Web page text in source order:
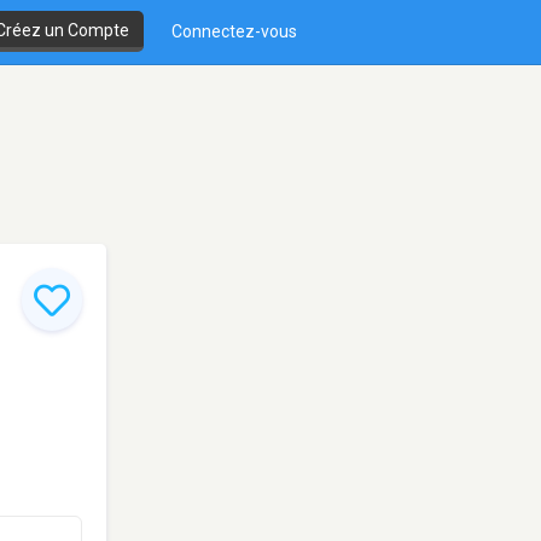
un Compte Connectez-vous